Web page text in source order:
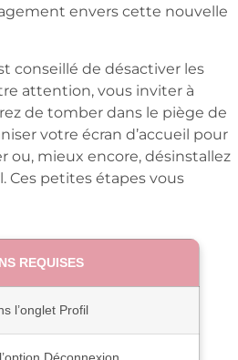
envers cette nouvelle
conseillé de désactiver les
attention, vous inviter à
de tomber dans le piège de
votre écran d’accueil pour
ou, mieux encore, désinstallez
Ces petites étapes vous
REQUISES
l’onglet Profil
Déconnexion